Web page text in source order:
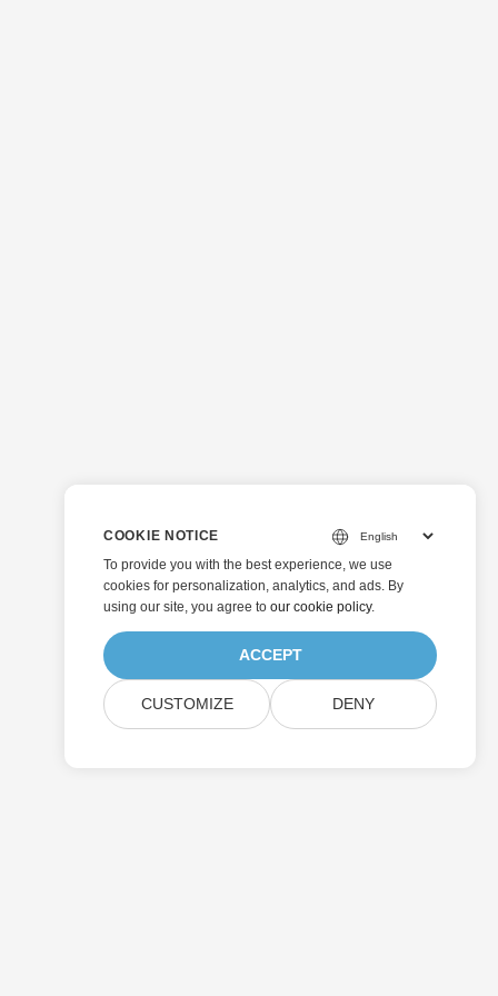
COOKIE NOTICE
To provide you with the best experience, we use
cookies for personalization, analytics, and ads. By
using our site, you agree to our cookie policy.
ACCEPT
CUSTOMIZE DENY